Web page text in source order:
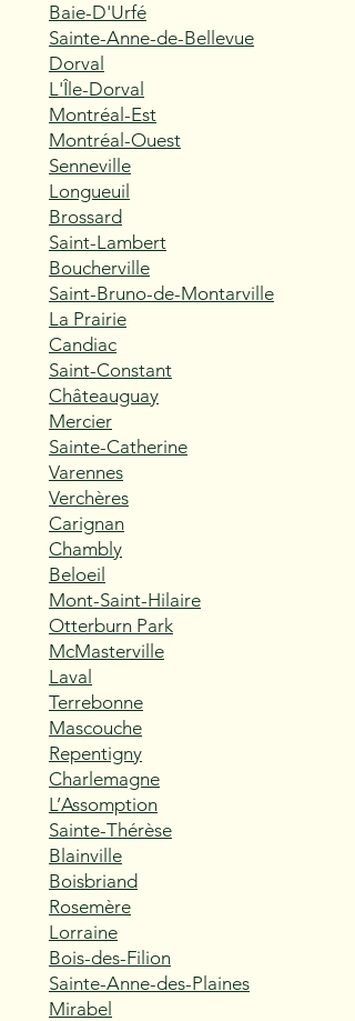
Baie-D'Urfé
Sainte-Anne-de-Bellevue
Dorval
L'Île-Dorval
Montréal-Est
Montréal-Ouest
Senneville
Longueuil
Brossard
Saint-Lambert
Boucherville
Saint-Bruno-de-Montarville
La Prairie
Candiac
Saint-Constant
Châteauguay
Mercier
Sainte-Catherine
Varennes
Verchères
Carignan
Chambly
Beloeil
Mont-Saint-Hilaire
Otterburn Park
McMasterville
Laval
Terrebonne
Mascouche
Repentigny
Charlemagne
L’Assomption
Sainte-Thérèse
Blainville
Boisbriand
Rosemère
Lorraine
Bois-des-Filion
Sainte-Anne-des-Plaines
Mirabel